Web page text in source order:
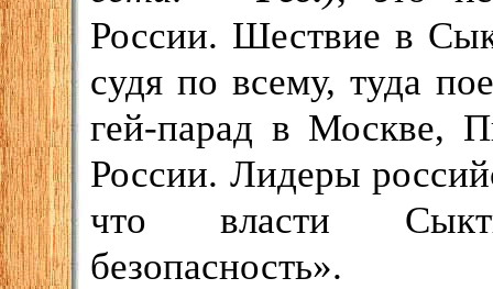
России. Шествие в
судя по всему, туда
гей-парад в Москве,
России. Лидеры
что власти
безопасность».